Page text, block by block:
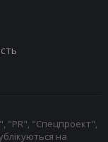
"PR", "Спецпроект",
на